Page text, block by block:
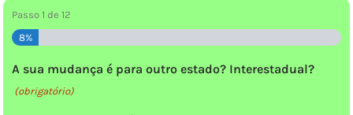
Passo1 de12
8%
A sua mudança é para outro estado? Interestadual?
(obrigatório)